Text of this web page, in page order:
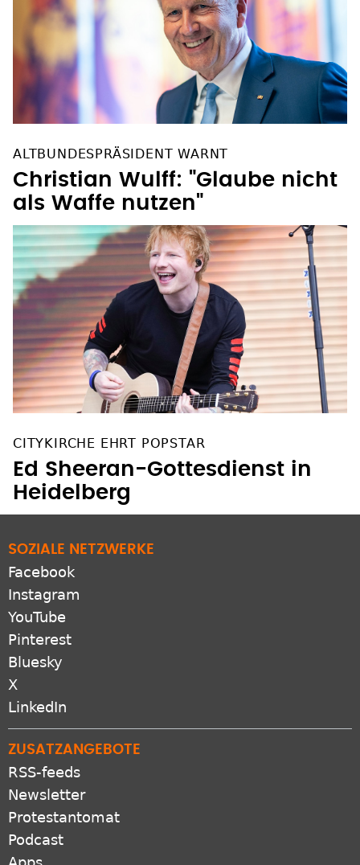
ALTBUNDESPRÄSIDENT WARNT
Christian Wulff: "Glaube nicht
als Waffe nutzen"
CITYKIRCHE EHRT POPSTAR
Ed Sheeran-Gottesdienst in
Heidelberg
SOZIALE NETZWERKE
Facebook
Instagram
YouTube
Pinterest
Bluesky
X
LinkedIn
ZUSATZANGEBOTE
RSS-feeds
Newsletter
Protestantomat
Podcast